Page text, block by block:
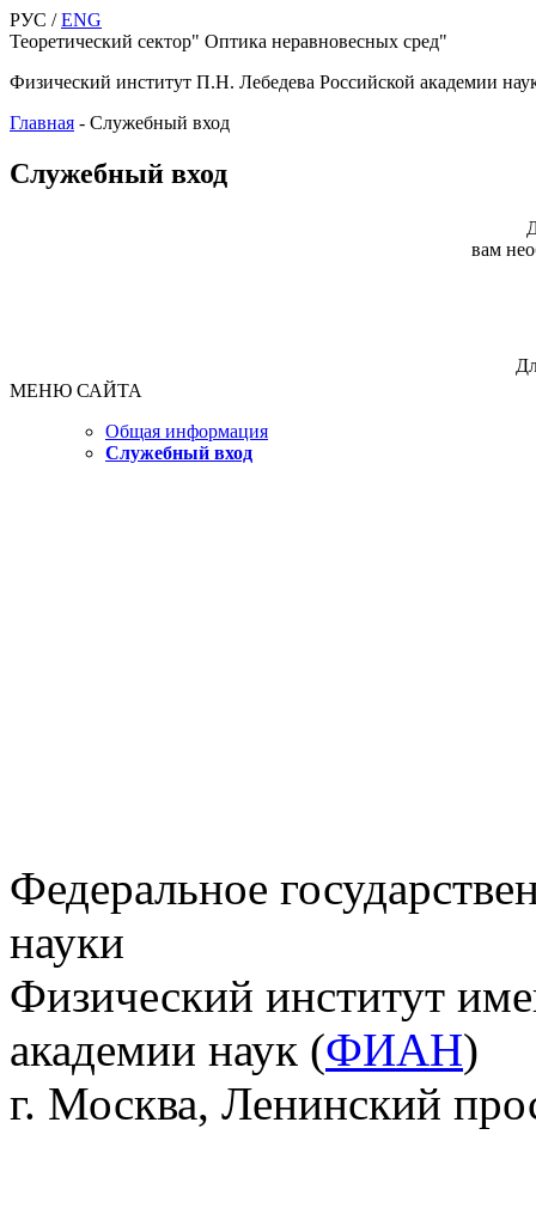
РУС /ENG
Теоретический сектор" Оптика неравновесных сред"
Физический институт П.Н. Лебедева Российской академии
Главная - Служебный вход
Служебный вход
вам
МЕНЮ САЙТА
Общая информация
Служебный вход
Федеральное
науки
Физический институт
академии наук (ФИАН)
г. Москва, Ленинский